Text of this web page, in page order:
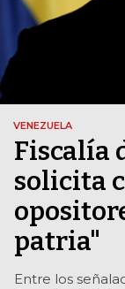
VENEZUELA
Fiscalía
solicita
patria"
Entre los